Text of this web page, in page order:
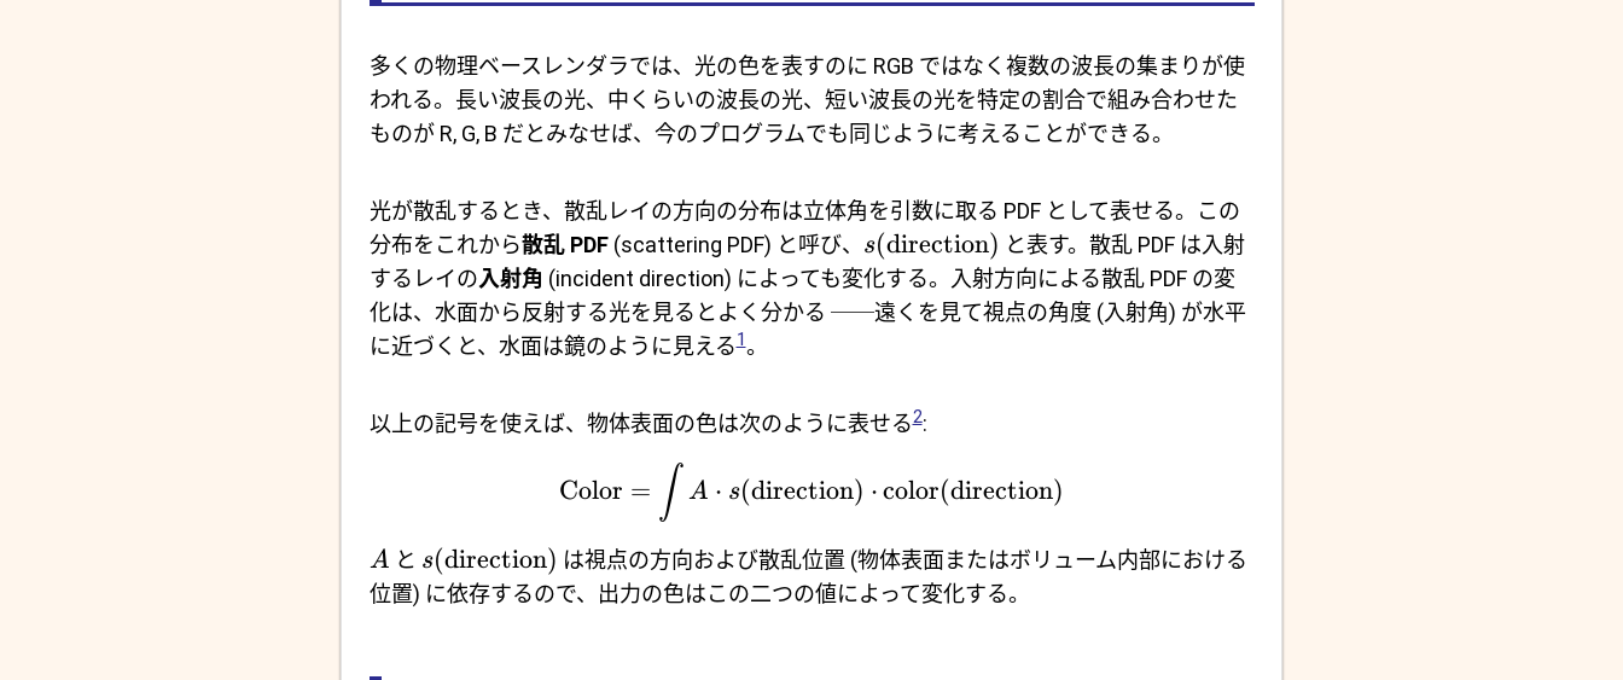
多くの物理ベースレンダラでは、光の色を表すのに RGB ではなく複数の波長の集まりが使
われる。長い波長の光、中くらいの波長の光、短い波長の光を特定の割合で組み合わせた
ものが R, G, B だとみなせば、今のプログラムでも同じように考えることができる。
光が散乱するとき、散乱レイの方向の分布は立体角を引数に取る PDF として表せる。この
分布をこれから散乱 PDF(scattering PDF) と呼び、 s(direction) と表す。散乱 PDF は入射
するレイの入射角 (incident direction) によっても変化する。入射方向による散乱 PDF の変
化は、水面から反射する光を見るとよく分かる ──遠くを見て視点の角度 (入射角) が水平
に近づくと、水面は鏡のように見える1。
以上の記号を使えば、物体表面の色は次のように表せる2:
Color = ∫ A ⋅ s(direction) ⋅ color(direction)
A と s(direction) は視点の方向および散乱位置 (物体表面またはボリューム内部における
位置) に依存するので、出力の色はこの二つの値によって変化する。